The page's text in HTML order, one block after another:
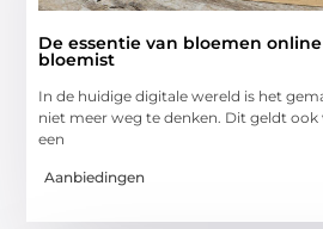
De essentie van bloemen
bloemist
In de huidige digitale wereld is het
niet meer weg te denken. Dit geldt ook
een
Aanbiedingen